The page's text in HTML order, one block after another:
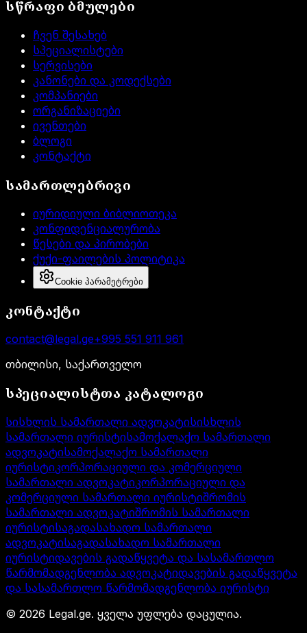
სწრაფი ბმულები
ჩვენ შესახებ
სპეციალისტები
სერვისები
კანონები და კოდექსები
კომპანიები
ორგანიზაციები
ივენთები
ბლოგი
კონტაქტი
სამართლებრივი
იურიდიული ბიბლიოთეკა
კონფიდენციალურობა
წესები და პირობები
ქუქი-ფაილების პოლიტიკა
Cookie პარამეტრები
კონტაქტი
contact@legal.ge+995 551 911 961
თბილისი, საქართველო
სპეციალისტთა კატალოგი
სისხლის სამართალი ადვოკატისისხლის
სამართალი იურისტისამოქალაქო სამართალი
ადვოკატისამოქალაქო სამართალი
იურისტიკორპორაციული და კომერციული
სამართალი ადვოკატიკორპორაციული და
კომერციული სამართალი იურისტიშრომის
სამართალი ადვოკატიშრომის სამართალი
იურისტისაგადასახადო სამართალი
ადვოკატისაგადასახადო სამართალი
იურისტიდავების გადაწყვეტა და სასამართლო
წარმომადგენლობა ადვოკატიდავების გადაწყვეტა
და სასამართლო წარმომადგენლობა იურისტი
© 2026 Legal.ge. ყველა უფლება დაცულია.